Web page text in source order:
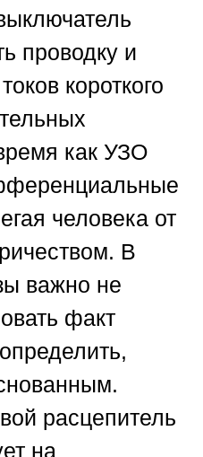
проводку и
короткого
как УЗО
человека от
В
важно не
факт
расцепитель
на